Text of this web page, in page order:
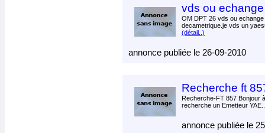
vds ou
OM DPT 26 vds ou echange
decametrique.je vds un
(détail..)
annonce publiée le 26-09-2010
Recherche ft
Recherche-FT 857 Bonjour
recherche un Emetteur
annonce publiée le